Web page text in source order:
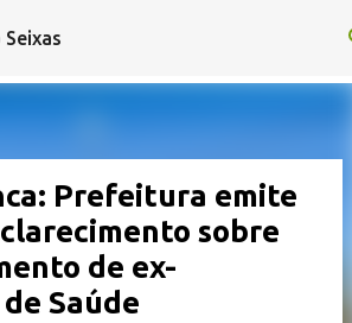
para o conteúdo principal
Prefeitura emite
sobre
de ex-
Saúde